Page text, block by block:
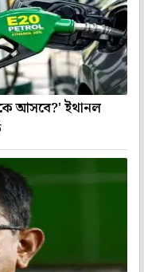
আসবে?' ইথানল